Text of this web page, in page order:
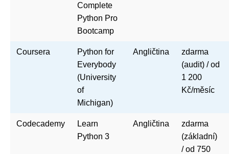
Complete
Python Pro
Bootcamp
Coursera
Python for
Everybody
(University
of
Michigan)
Angličtina
zdarma
(audit) / od
1 200
Kč/měsíc
Codecademy
Learn
Python 3
Angličtina
zdarma
(základní)
/ od 750